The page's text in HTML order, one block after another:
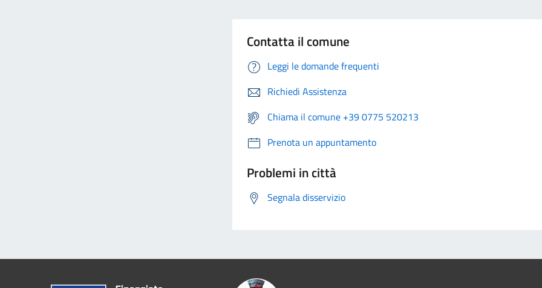
Contatta il comune
Leggi le domande frequenti
Richiedi Assistenza
Chiama il comune +39 0775 520213
Prenota un appuntamento
Problemi in città
Segnala disservizio